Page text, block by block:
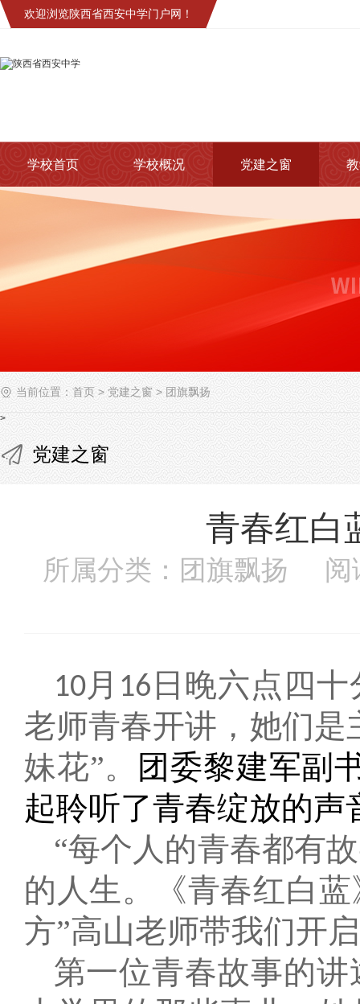
欢迎浏览陕西省西安中学门户网！
学校首页 学校概况 党建之窗
当前位置： 首页 > 党建之窗 > 团旗飘扬
>
党建之窗
青春红白
所属分类：团旗飘扬
10月 16 日晚六点四
老师青春开讲，她们是
妹花”。
团委黎建军副
起聆听了青春绽放的声
“每个人的青春都有
的人生。《青春红白
方”高山老师带我们开
第一位青春故事的